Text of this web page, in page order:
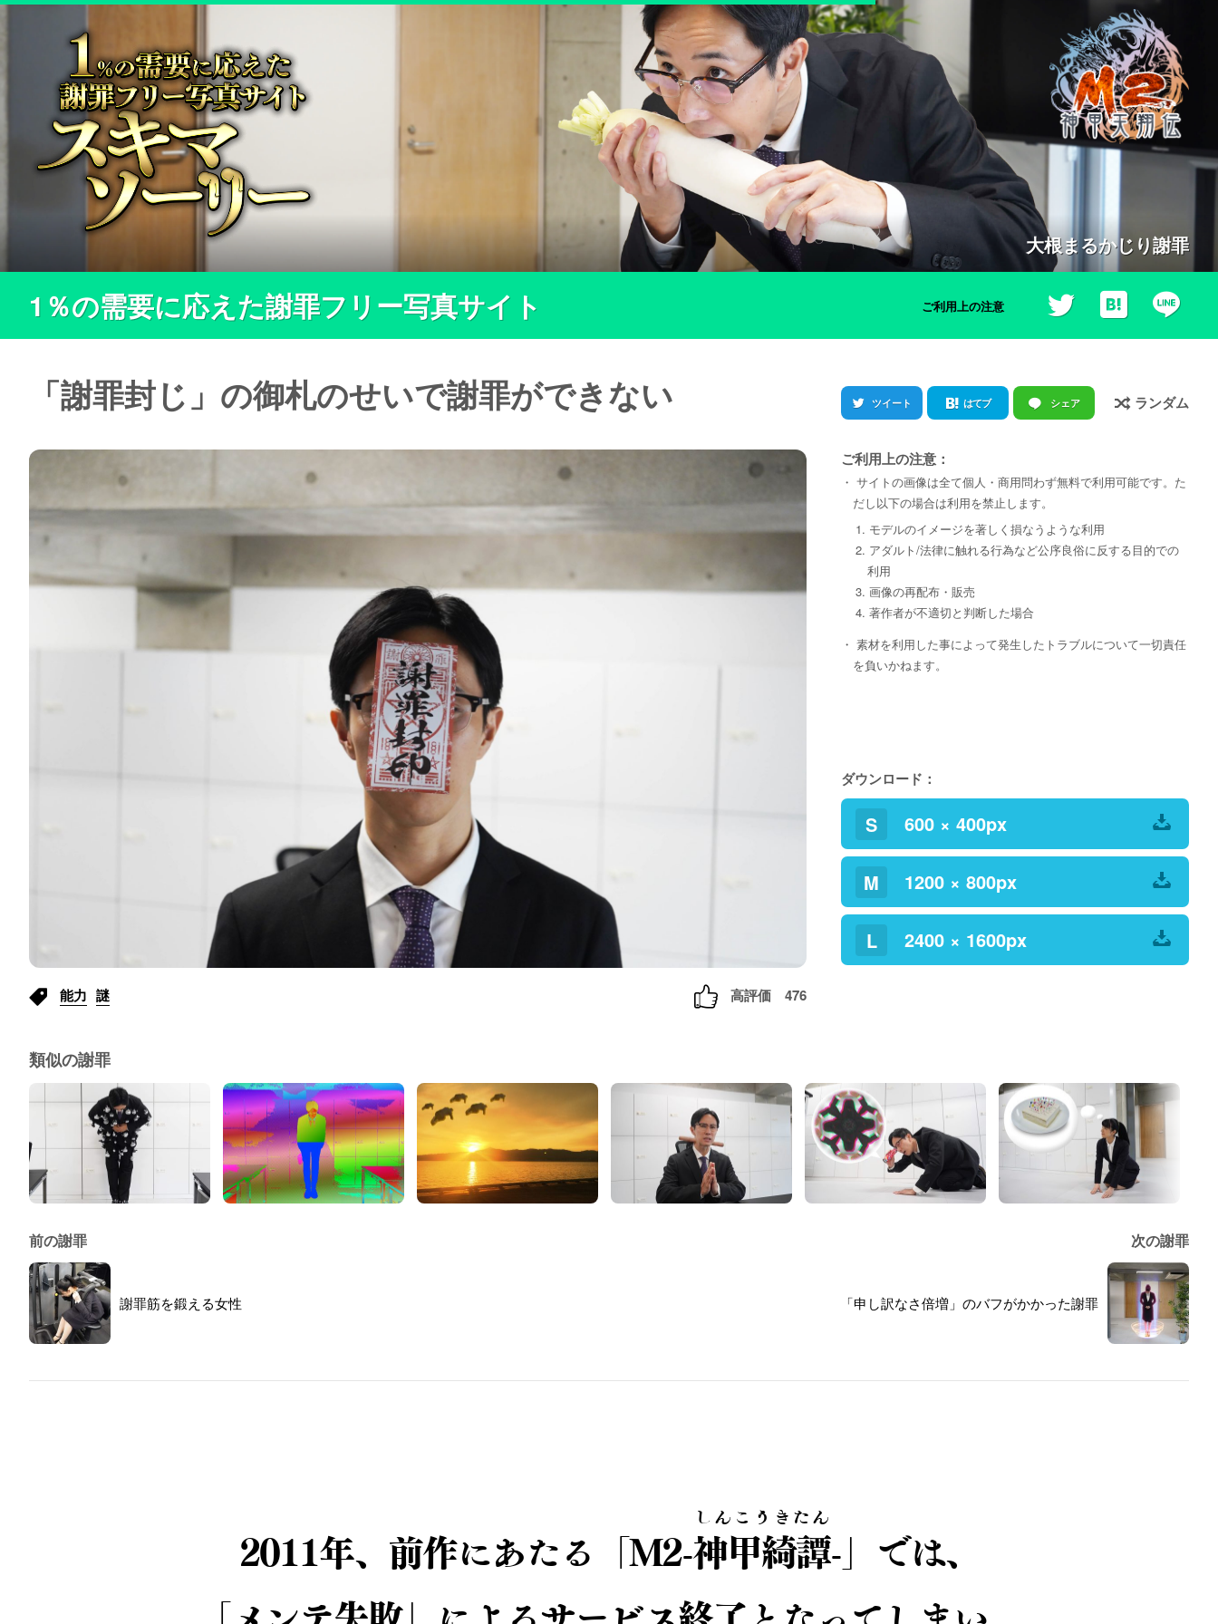
大根まるかじり謝罪
1％の需要に応えた謝罪フリー写真サイト ご利用上の注意
「謝罪封じ」の御札のせいで謝罪ができない
能力 謎 高評価 476
ツイート はてブ シェア ランダム
ご利用上の注意：
・ サイトの画像は全て個人・商用問わず無料で利用可能です。た
だし以下の場合は利用を禁止します。
1. モデルのイメージを著しく損なうような利用
2. アダルト/法律に触れる行為など公序良俗に反する目的での
利用
3. 画像の再配布・販売
4. 著作者が不適切と判断した場合
・ 素材を利用した事によって発生したトラブルについて一切責任
を負いかねます。
ダウンロード：
S 600 × 400px
M 1200 × 800px
L 2400 × 1600px
類似の謝罪
前の謝罪
謝罪筋を鍛える女性
次の謝罪
「申し訳なさ倍増」のバフがかかった謝罪
2011年、前作にあたる「M2-神甲綺譚
しんこうきたん
-」では、
「メンテ失敗」によるサービス終了となってしまい、